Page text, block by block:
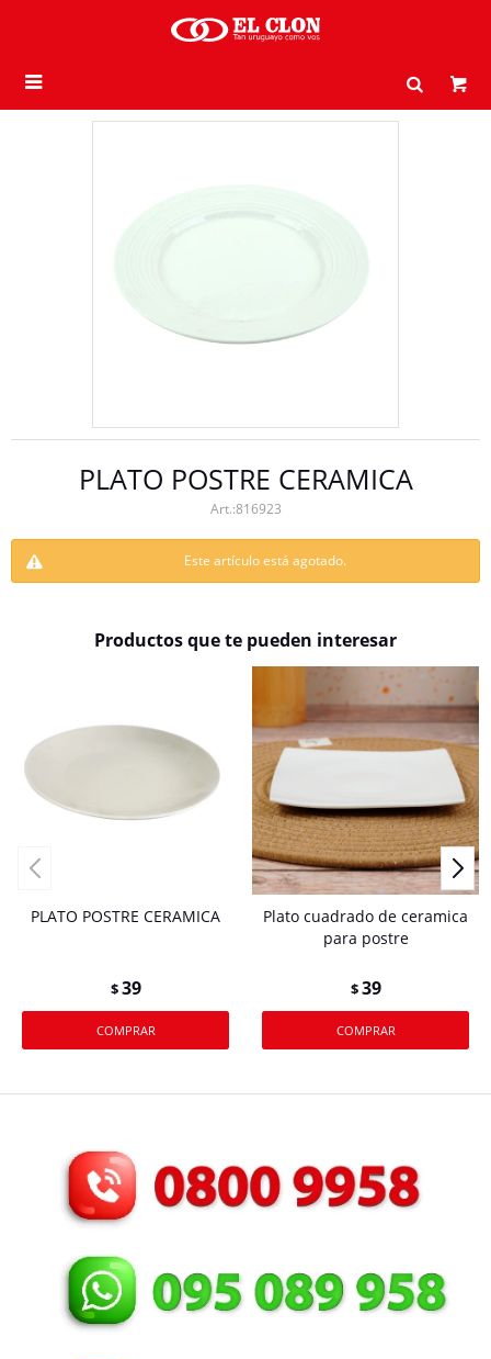

PLATO POSTRE CERAMICA
816923
Este artículo está agotado.
Productos que te pueden interesar
PLATO POSTRE CERAMICA
$39
Plato cuadrado de ceramica
para postre
$39